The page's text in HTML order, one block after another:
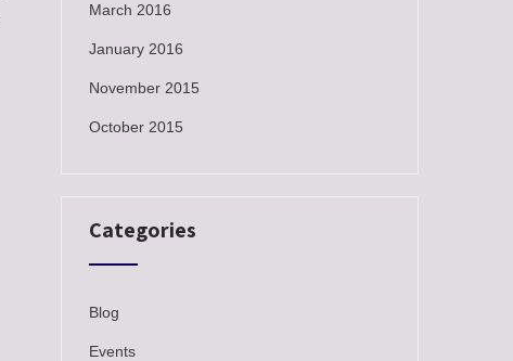
March 2016
January 2016
November 2015
October 2015
Categories
Blog
Events